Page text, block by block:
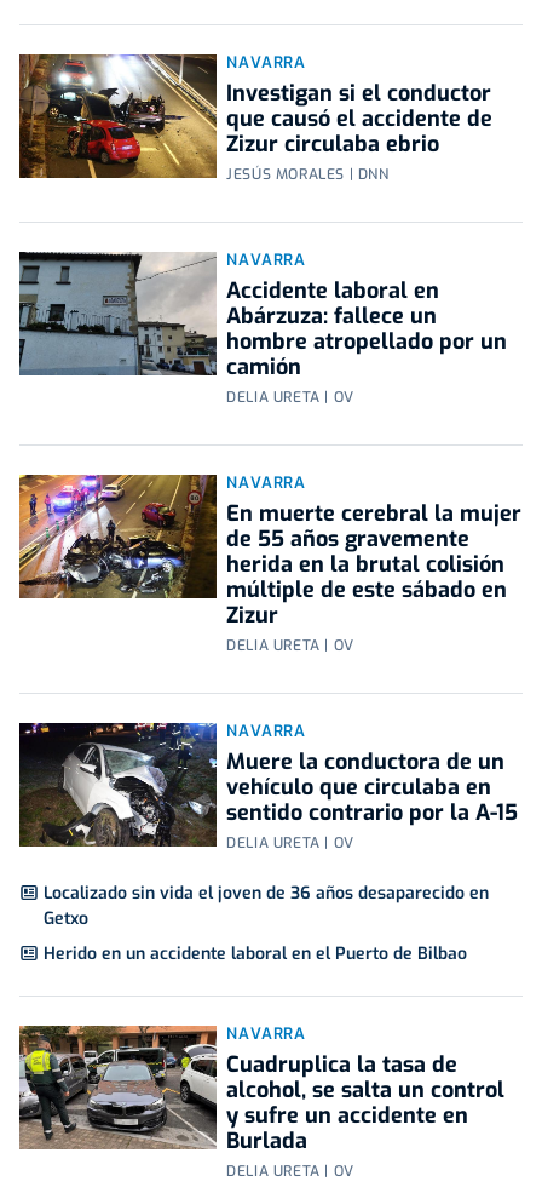
NAVARRA
Investigan si el conductor
que causó el accidente de
Zizur circulaba ebrio
JESÚS MORALES | DNN
NAVARRA
Accidente laboral en
Abárzuza: fallece un
hombre atropellado por un
camión
DELIA URETA | OV
NAVARRA
En muerte cerebral la mujer
de 55 años gravemente
herida en la brutal colisión
múltiple de este sábado en
Zizur
DELIA URETA | OV
NAVARRA
Muere la conductora de un
vehículo que circulaba en
sentido contrario por la A-15
DELIA URETA | OV
Localizado sin vida el joven de 36 años desaparecido en
Getxo
Herido en un accidente laboral en el Puerto de Bilbao
NAVARRA
Cuadruplica la tasa de
alcohol, se salta un control
y sufre un accidente en
Burlada
DELIA URETA | OV